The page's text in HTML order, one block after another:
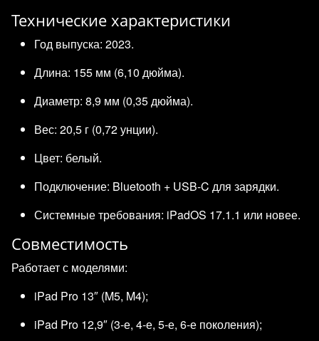
Технические характеристики
Год выпуска: 2023.
Длина: 155 мм (6,10 дюйма).
Диаметр: 8,9 мм (0,35 дюйма).
Вес: 20,5 г (0,72 унции).
Цвет: белый.
Подключение: Bluetooth + USB‑C для зарядки.
Системные требования: iPadOS 17.1.1 или новее.
Совместимость
Работает с моделями:
iPad Pro 13″ (M5, M4);
iPad Pro 12,9″ (3‑е, 4‑е, 5‑е, 6‑е поколения);